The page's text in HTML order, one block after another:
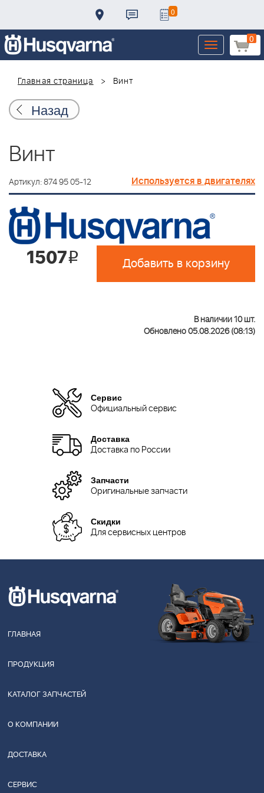
0
0
Toggle
navigation
Главная страница
Винт
Назад
Винт
Артикул: 874 95 05-12 Используется в двигателях
1507i Добавить в корзину
В наличии 10 шт.
Обновлено 05.08.2026 (08:13)
Сервис
Официальный сервис
Доставка
Доставка по России
Запчасти
Оригинальные запчасти
Скидки
Для сервисных центров
ГЛАВНАЯ
ПРОДУКЦИЯ
КАТАЛОГ ЗАПЧАСТЕЙ
О КОМПАНИИ
ДОСТАВКА
СЕРВИС